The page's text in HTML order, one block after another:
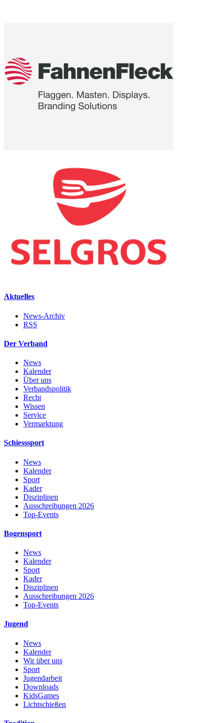
Aktuelles
News-Archiv
RSS
Der Verband
News
Kalender
Über uns
Verbandspolitik
Recht
Wissen
Service
Vermarktung
Schiesssport
News
Kalender
Sport
Kader
Disziplinen
Ausschreibungen 2026
Top-Events
Bogensport
News
Kalender
Sport
Kader
Disziplinen
Ausschreibungen 2026
Top-Events
Jugend
News
Kalender
Wir über uns
Sport
Jugendarbeit
Downloads
KidsGames
Lichtschießen